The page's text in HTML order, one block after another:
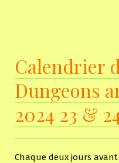
Calendrier
Dungeons
2024 23 &
Chaque deux jours